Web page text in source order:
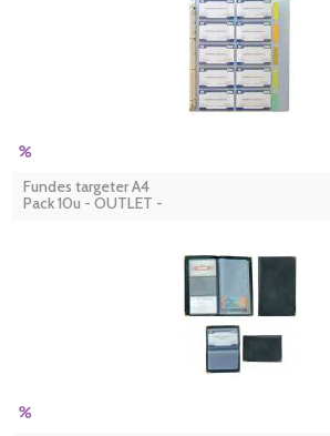
Fundes targeter A4
Pack 10u - OUTLET -